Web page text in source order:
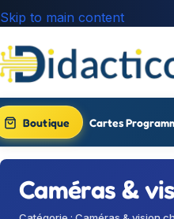
Skip to main content
Boutique Cartes
Caméras &